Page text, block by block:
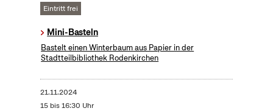
Eintritt frei
Mini-Basteln
Bastelt einen Winterbaum aus Papier in der
Stadtteilbibliothek Rodenkirchen
21.11.2024
15 bis 16:30 Uhr